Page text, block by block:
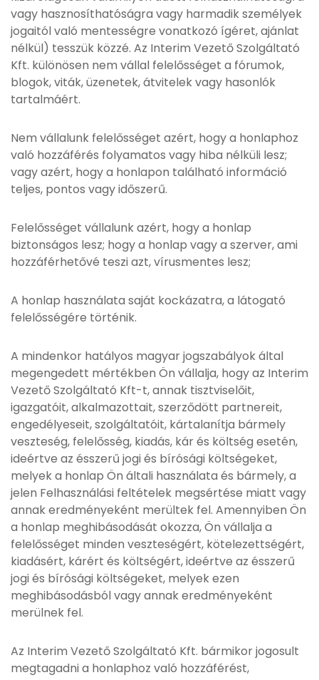
vagy hasznosíthatóságra vagy harmadik személyek
jogaitól való mentességre vonatkozó ígéret, ajánlat
nélkül) tesszük közzé. Az Interim Vezető Szolgáltató
Kft. különösen nem vállal felelősséget a fórumok,
blogok, viták, üzenetek, átvitelek vagy hasonlók
tartalmáért.
Nem vállalunk felelősséget azért, hogy a honlaphoz
való hozzáférés folyamatos vagy hiba nélküli lesz;
vagy azért, hogy a honlapon található információ
teljes, pontos vagy időszerű.
Felelősséget vállalunk azért, hogy a honlap
biztonságos lesz; hogy a honlap vagy a szerver, ami
hozzáférhetővé teszi azt, vírusmentes lesz;
A honlap használata saját kockázatra, a látogató
felelősségére történik.
A mindenkor hatályos magyar jogszabályok által
megengedett mértékben Ön vállalja, hogy az Interim
Vezető Szolgáltató Kft-t, annak tisztviselőit,
igazgatóit, alkalmazottait, szerződött partnereit,
engedélyeseit, szolgáltatóit, kártalanítja bármely
veszteség, felelősség, kiadás, kár és költség esetén,
ideértve az ésszerű jogi és bírósági költségeket,
melyek a honlap Ön általi használata és bármely, a
jelen Felhasználási feltételek megsértése miatt vagy
annak eredményeként merültek fel. Amennyiben Ön
a honlap meghibásodását okozza, Ön vállalja a
felelősséget minden veszteségért, kötelezettségért,
kiadásért, kárért és költségért, ideértve az ésszerű
jogi és bírósági költségeket, melyek ezen
meghibásodásból vagy annak eredményeként
merülnek fel.
Az Interim Vezető Szolgáltató Kft. bármikor jogosult
megtagadni a honlaphoz való hozzáférést,